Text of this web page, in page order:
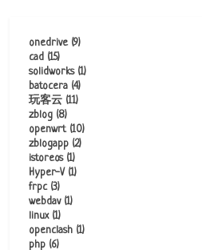
onedrive(9)
cad (15)
solidworks(1)
batocera (4)
玩客云 (11)
zblog (8)
openwrt(10)
zblogapp (2)
istoreos(1)
Hyper-V(1)
frpc(3)
webdav(1)
linux(1)
openclash (1)
php (6)